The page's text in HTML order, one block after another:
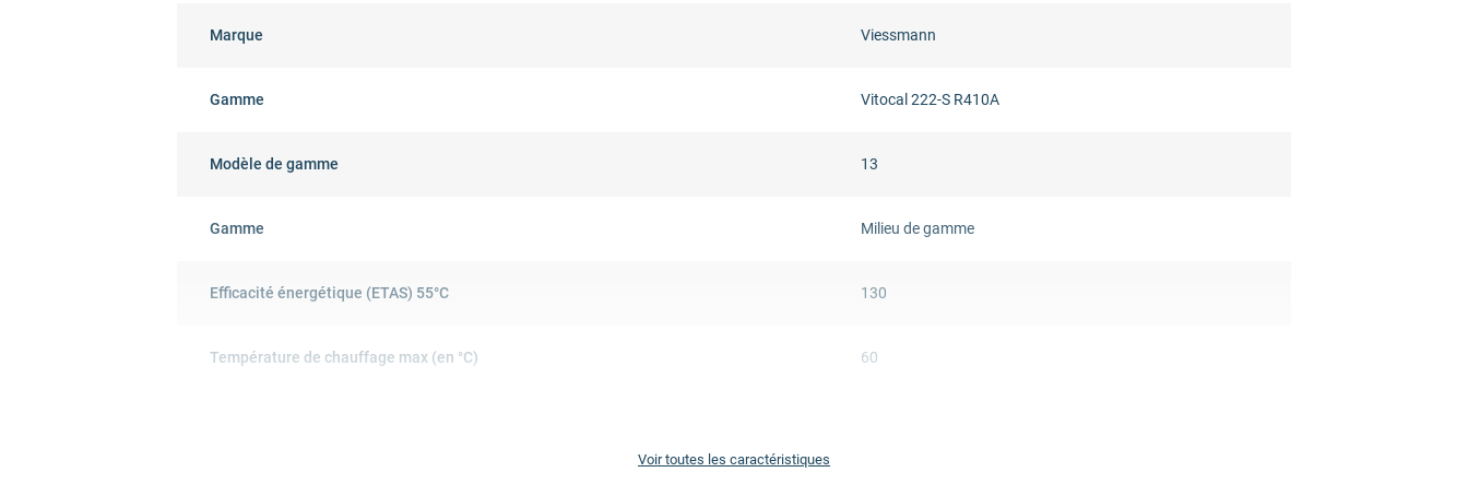
Marque Viessmann
Gamme Vitocal 222-S R410A
Modèle de gamme 13
Gamme Milieu de gamme
Efficacité énergétique (ETAS) 55°C 130
Température de chauffage max (en °C) 60
Voir toutes les caractéristiques